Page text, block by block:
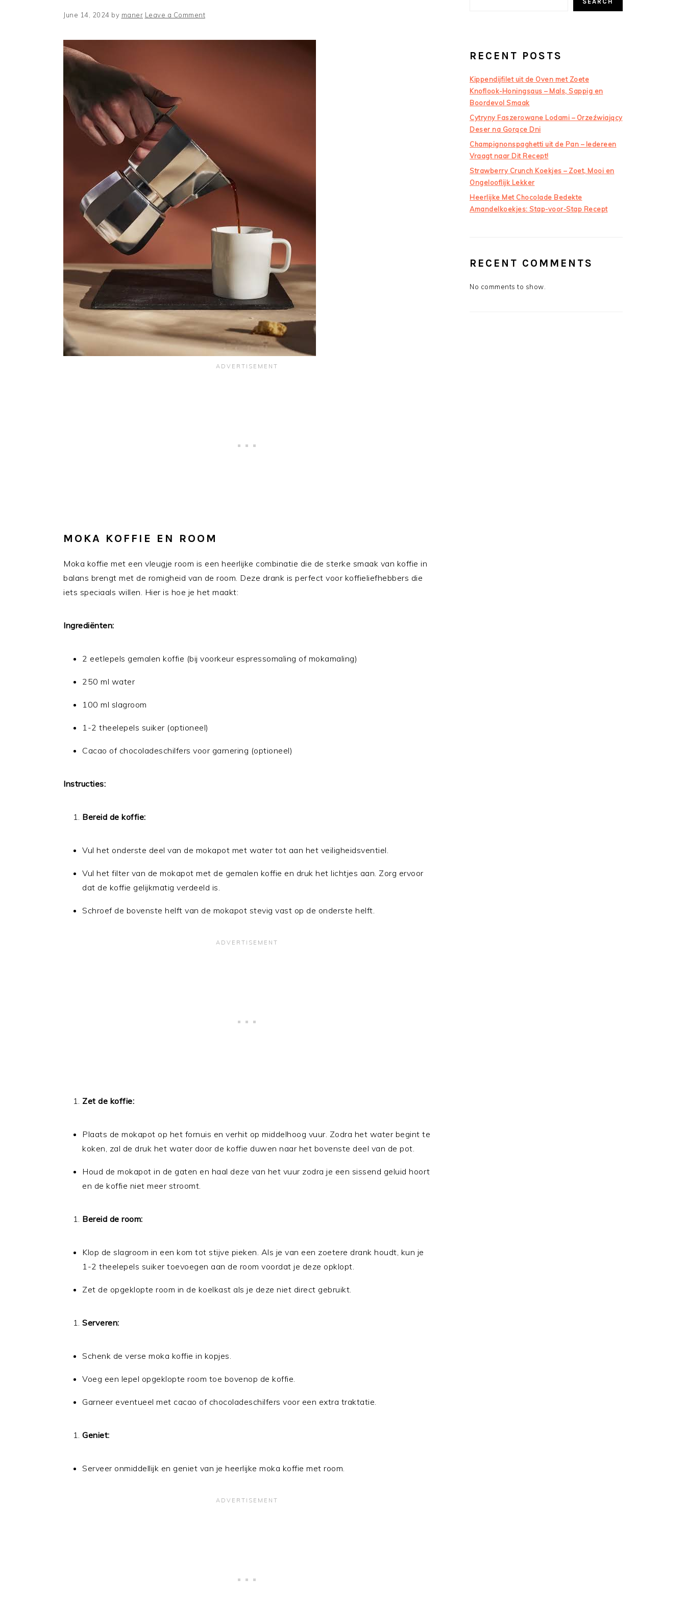
June 14, 2024 by maner Leave a Comment
MOKA KOFFIE EN ROOM
Moka koffie met een vleugje room is een heerlijke combinatie die de sterke smaak van koffie in
balans brengt met de romigheid van de room. Deze drank is perfect voor koffieliefhebbers die
iets speciaals willen. Hier is hoe je het maakt:
Ingrediënten:
2 eetlepels gemalen koffie (bij voorkeur espressomaling of mokamaling)
250 ml water
100 ml slagroom
1-2 theelepels suiker (optioneel)
Cacao of chocoladeschilfers voor garnering (optioneel)
Instructies:
Bereid de koffie:
Vul het onderste deel van de mokapot met water tot aan het veiligheidsventiel.
Vul het filter van de mokapot met de gemalen koffie en druk het lichtjes aan. Zorg ervoor
dat de koffie gelijkmatig verdeeld is.
Schroef de bovenste helft van de mokapot stevig vast op de onderste helft.
Zet de koffie:
Plaats de mokapot op het fornuis en verhit op middelhoog vuur. Zodra het water begint te
koken, zal de druk het water door de koffie duwen naar het bovenste deel van de pot.
Houd de mokapot in de gaten en haal deze van het vuur zodra je een sissend geluid hoort
en de koffie niet meer stroomt.
Bereid de room:
Klop de slagroom in een kom tot stijve pieken. Als je van een zoetere drank houdt, kun je
1-2 theelepels suiker toevoegen aan de room voordat je deze opklopt.
Zet de opgeklopte room in de koelkast als je deze niet direct gebruikt.
Serveren:
Schenk de verse moka koffie in kopjes.
Voeg een lepel opgeklopte room toe bovenop de koffie.
Garneer eventueel met cacao of chocoladeschilfers voor een extra traktatie.
Geniet:
Serveer onmiddellijk en geniet van je heerlijke moka koffie met room.
RECENT POSTS
Kippendijfilet uit de Oven met Zoete
Knoflook-Honingsaus – Mals, Sappig en
Boordevol Smaak
Cytryny Faszerowane Lodami – Orzeźwiający
Deser na Gorące Dni
Champignonspaghetti uit de Pan – Iedereen
Vraagt naar Dit Recept!
Strawberry Crunch Koekjes – Zoet, Mooi en
Ongelooflijk Lekker
Heerlijke Met Chocolade Bedekte
Amandelkoekjes: Stap-voor-Stap Recept
RECENT COMMENTS
No comments to show.